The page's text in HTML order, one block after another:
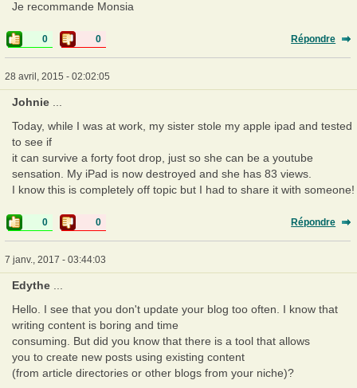
Je recommande Monsia
0 0 Répondre
28 avril, 2015 - 02:02:05
Johnie
Today, while I was at work, my sister stole my apple ipad and tested
to see if
it can survive a forty foot drop, just so she can be a youtube
sensation. My iPad is now destroyed and she has 83 views.
I know this is completely off topic but I had to share it with someone!
0 0 Répondre
7 janv., 2017 - 03:44:03
Edythe
Hello. I see that you don't update your blog too often. I know that
writing content is boring and time
consuming. But did you know that there is a tool that allows
you to create new posts using existing content
(from article directories or other blogs from your niche)?